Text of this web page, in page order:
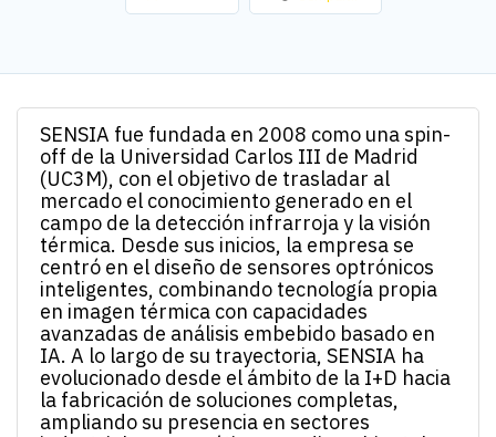
SENSIA fue fundada en 2008 como una spin-
off de la Universidad Carlos III de Madrid
(UC3M), con el objetivo de trasladar al
mercado el conocimiento generado en el
campo de la detección infrarroja y la visión
térmica. Desde sus inicios, la empresa se
centró en el diseño de sensores optrónicos
inteligentes, combinando tecnología propia
en imagen térmica con capacidades
avanzadas de análisis embebido basado en
IA. A lo largo de su trayectoria, SENSIA ha
evolucionado desde el ámbito de la I+D hacia
la fabricación de soluciones completas,
ampliando su presencia en sectores